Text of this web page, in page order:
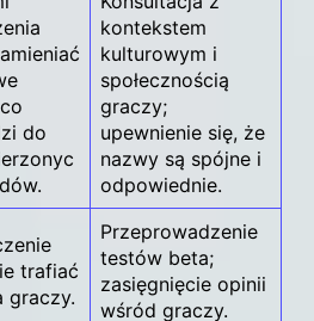
do
kontekstem
kulturowym i
społecznością
graczy;
upewnienie się, że
nazwy są spójne i
odpowiednie.
trafiać
graczy.
Przeprowadzenie
testów beta;
zasięgnięcie opinii
wśród graczy.